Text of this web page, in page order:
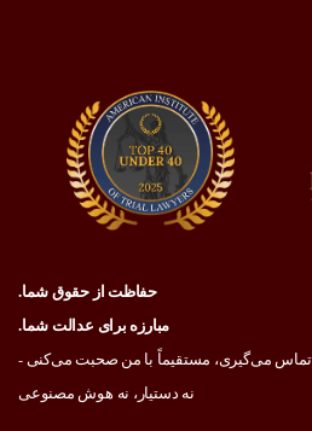
حفاظت از حقوق شما.
مبارزه برای عدالت شما.
می‌گیری، مستقیماً با من صحبت می‌کنی -
نه دستیار، نه هوش مصنوعی